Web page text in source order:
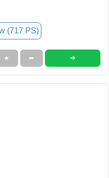
(717 PS)
★ ➦ ➜